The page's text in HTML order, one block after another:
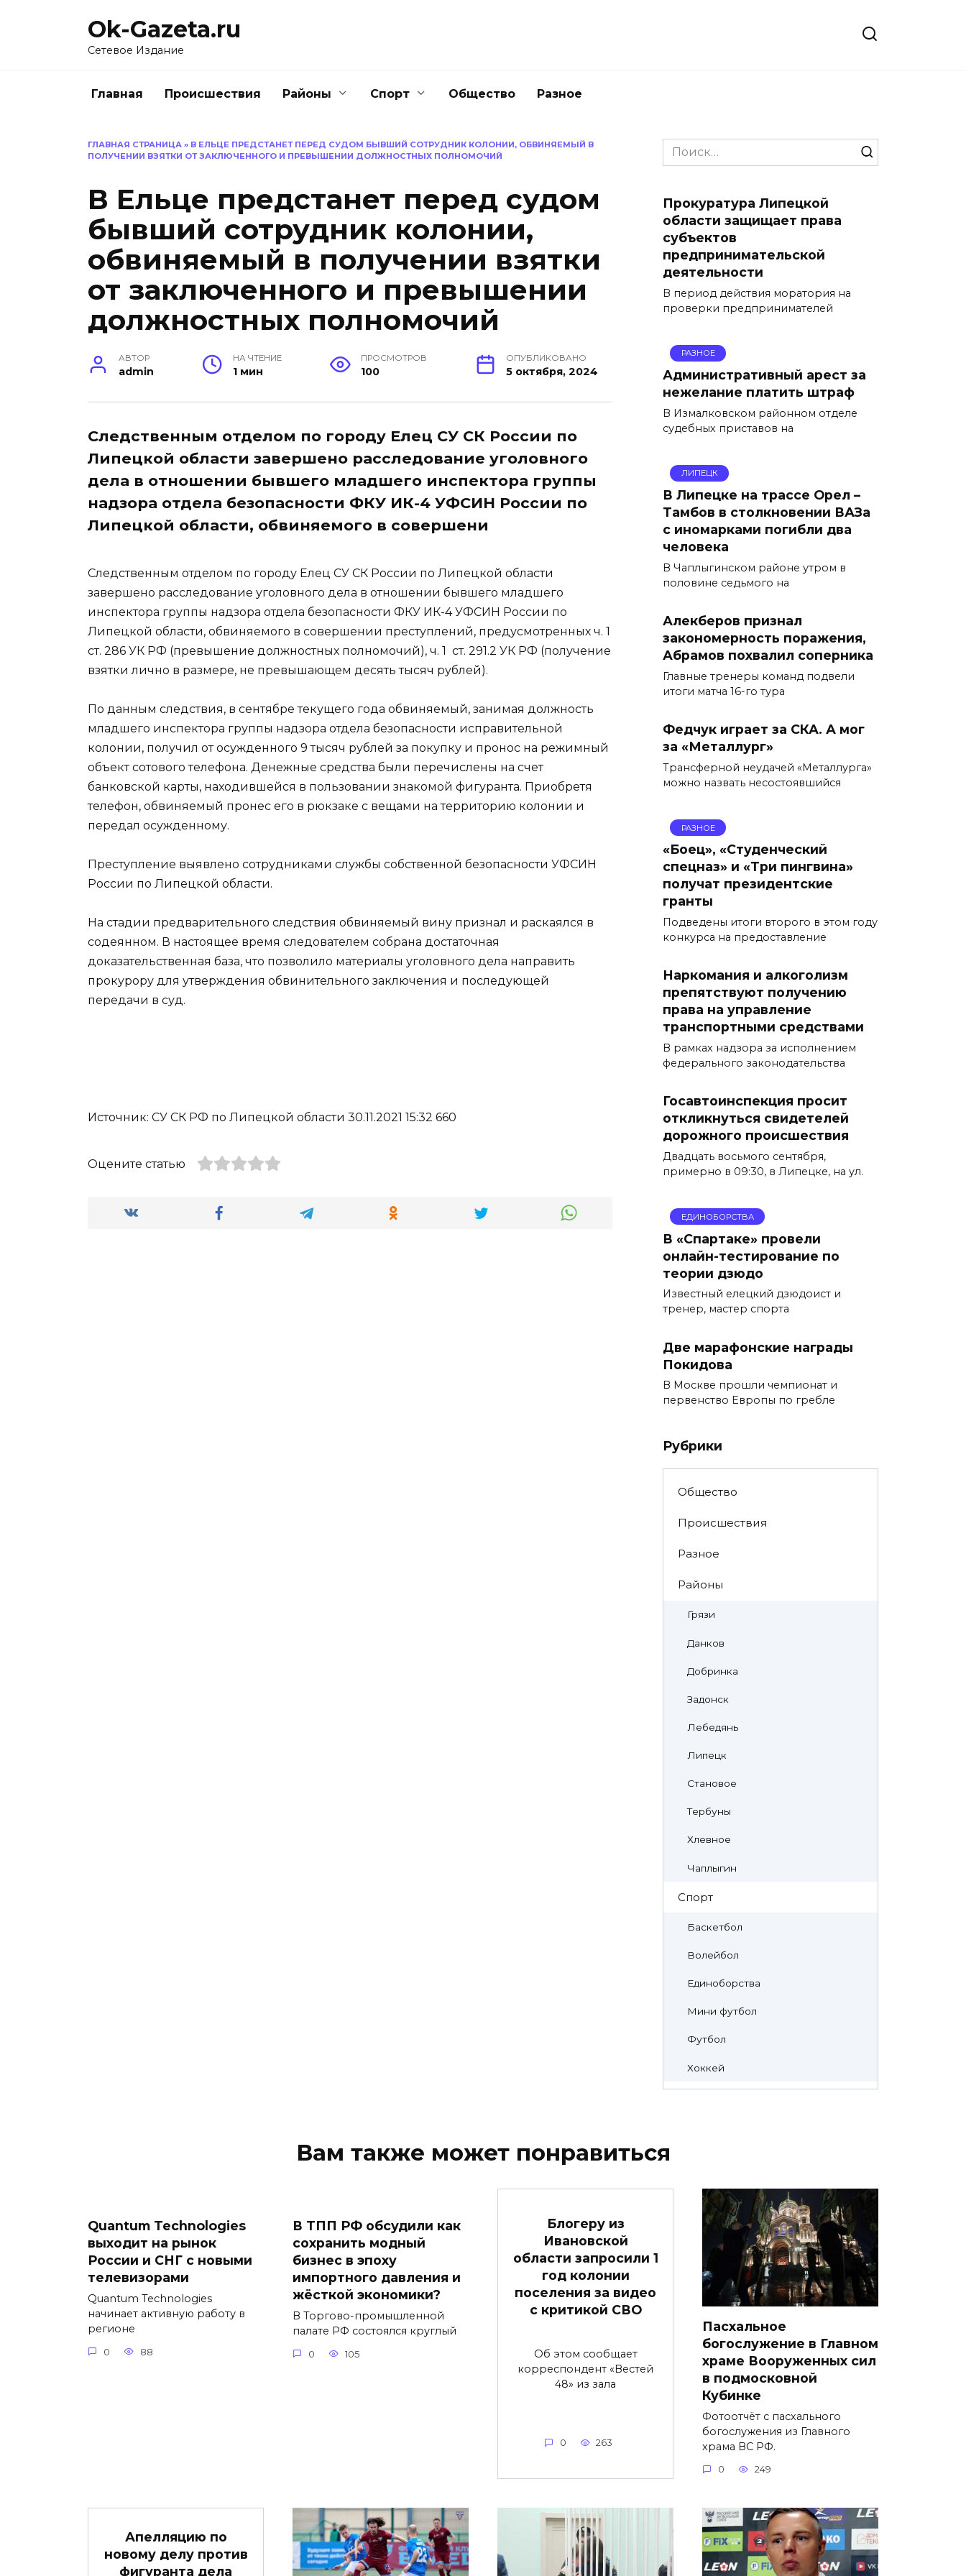
Ok-Gazeta.ru
Сетевое Издание
Главная Происшествия Районы Спорт Общество Разное
ГЛАВНАЯ СТРАНИЦА » В ЕЛЬЦЕ ПРЕДСТАНЕТ ПЕРЕД СУДОМ БЫВШИЙ СОТРУДНИК КОЛОНИИ, ОБВИНЯЕМЫЙ В
ПОЛУЧЕНИИ ВЗЯТКИ ОТ ЗАКЛЮЧЕННОГО И ПРЕВЫШЕНИИ ДОЛЖНОСТНЫХ ПОЛНОМОЧИЙ
В Ельце предстанет перед судом
бывший сотрудник колонии,
обвиняемый в получении взятки
от заключенного и превышении
должностных полномочий
АВТОР
admin
НА ЧТЕНИЕ
1 мин
ПРОСМОТРОВ
100
ОПУБЛИКОВАНО
5 октября, 2024
Следственным отделом по городу Елец СУ СК России по
Липецкой области завершено расследование уголовного
дела в отношении бывшего младшего инспектора группы
надзора отдела безопасности ФКУ ИК-4 УФСИН России по
Липецкой области, обвиняемого в совершени
Следственным отделом по городу Елец СУ СК России по Липецкой области
завершено расследование уголовного дела в отношении бывшего младшего
инспектора группы надзора отдела безопасности ФКУ ИК-4 УФСИН России по
Липецкой области, обвиняемого в совершении преступлений, предусмотренных ч. 1
ст. 286 УК РФ (превышение должностных полномочий), ч. 1 ст. 291.2 УК РФ (получение
взятки лично в размере, не превышающем десять тысяч рублей).
По данным следствия, в сентябре текущего года обвиняемый, занимая должность
младшего инспектора группы надзора отдела безопасности исправительной
колонии, получил от осужденного 9 тысяч рублей за покупку и пронос на режимный
объект сотового телефона. Денежные средства были перечислены на счет
банковской карты, находившейся в пользовании знакомой фигуранта. Приобретя
телефон, обвиняемый пронес его в рюкзаке с вещами на территорию колонии и
передал осужденному.
Преступление выявлено сотрудниками службы собственной безопасности УФСИН
России по Липецкой области.
На стадии предварительного следствия обвиняемый вину признал и раскаялся в
содеянном. В настоящее время следователем собрана достаточная
доказательственная база, что позволило материалы уголовного дела направить
прокурору для утверждения обвинительного заключения и последующей
передачи в суд.
Источник: СУ СК РФ по Липецкой области 30.11.2021 15:32 660
Оцените статью
Search
for:
Прокуратура Липецкой
области защищает права
субъектов
предпринимательской
деятельности
В период действия моратория на
проверки предпринимателей
РАЗНОЕ
Административный арест за
нежелание платить штраф
В Измалковском районном отделе
судебных приставов на
ЛИПЕЦК
В Липецке на трассе Орел –
Тамбов в столкновении ВАЗа
с иномарками погибли два
человека
В Чаплыгинском районе утром в
половине седьмого на
Алекберов признал
закономерность поражения,
Абрамов похвалил соперника
Главные тренеры команд подвели
итоги матча 16-го тура
Федчук играет за СКА. А мог
за «Металлург»
Трансферной неудачей «Металлурга»
можно назвать несостоявшийся
РАЗНОЕ
«Боец», «Студенческий
спецназ» и «Три пингвина»
получат президентские
гранты
Подведены итоги второго в этом году
конкурса на предоставление
Наркомания и алкоголизм
препятствуют получению
права на управление
транспортными средствами
В рамках надзора за исполнением
федерального законодательства
Госавтоинспекция просит
откликнуться свидетелей
дорожного происшествия
Двадцать восьмого сентября,
примерно в 09:30, в Липецке, на ул.
ЕДИНОБОРСТВА
В «Спартаке» провели
онлайн-тестирование по
теории дзюдо
Известный елецкий дзюдоист и
тренер, мастер спорта
Две марафонские награды
Покидова
В Москве прошли чемпионат и
первенство Европы по гребле
Рубрики
Общество
Происшествия
Разное
Районы
Грязи
Данков
Добринка
Задонск
Лебедянь
Липецк
Становое
Тербуны
Хлевное
Чаплыгин
Спорт
Баскетбол
Волейбол
Единоборства
Мини футбол
Футбол
Хоккей
Вам также может понравиться
Quantum Technologies
выходит на рынок
России и СНГ с новыми
телевизорами
Quantum Technologies
начинает активную работу в
регионе
0 88
В ТПП РФ обсудили как
сохранить модный
бизнес в эпоху
импортного давления и
жёсткой экономики?
В Торгово-промышленной
палате РФ состоялся круглый
0 105
Блогеру из
Ивановской
области запросили 1
год колонии
поселения за видео
с критикой СВО
Об этом сообщает
корреспондент «Вестей
48» из зала
0 263
Пасхальное
богослужение в Главном
храме Вооруженных сил
в подмосковной
Кубинке
Фотоотчёт с пасхального
богослужения из Главного
храма ВС РФ.
0 249
Апелляцию по
новому делу против
фигуранта дела